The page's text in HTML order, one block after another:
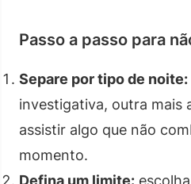
Passo a passo para
Separe por tipo de noite:
investigativa, outra mais
assistir algo que não
momento.
Defina um limite: